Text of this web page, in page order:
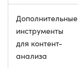
Дополнительные
инструменты
для контент-
анализа